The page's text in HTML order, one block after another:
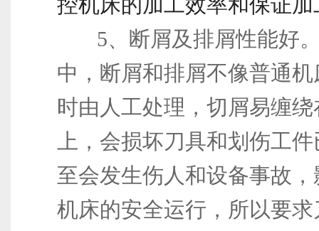
5、断屑及排屑性能好。
中，断屑和排屑不像普通
时由人工处理，切屑易缠
上，会损坏刀具和划伤工
至会发生伤人和设备事故
机床的安全运行，所以要